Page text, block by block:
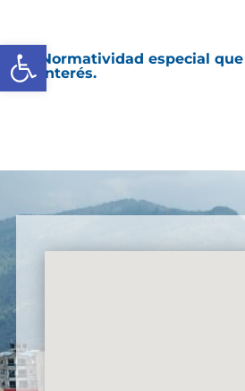
Abrir barra de herramientas
Normatividad especial
interés.